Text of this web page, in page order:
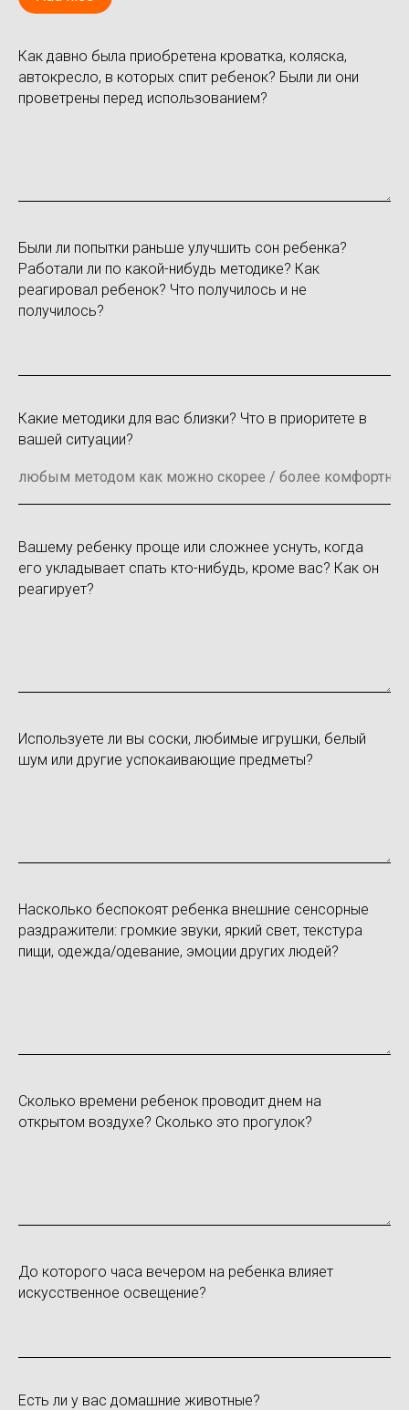
Как давно была приобретена кроватка, коляска,
автокресло, в которых спит ребенок? Были ли они
проветрены перед использованием?
Были ли попытки раньше улучшить сон ребенка?
Работали ли по какой-нибудь методике? Как
реагировал ребенок? Что получилось и не
получилось?
Какие методики для вас близки? Что в приоритете в
вашей ситуации?
Вашему ребенку проще или сложнее уснуть, когда
его укладывает спать кто-нибудь, кроме вас? Как он
реагирует?
Используете ли вы соски, любимые игрушки, белый
шум или другие успокаивающие предметы?
Насколько беспокоят ребенка внешние сенсорные
раздражители: громкие звуки, яркий свет, текстура
пищи, одежда/одевание, эмоции других людей?
Сколько времени ребенок проводит днем на
открытом воздухе? Сколько это прогулок?
До которого часа вечером на ребенка влияет
искусственное освещение?
Есть ли у вас домашние животные?